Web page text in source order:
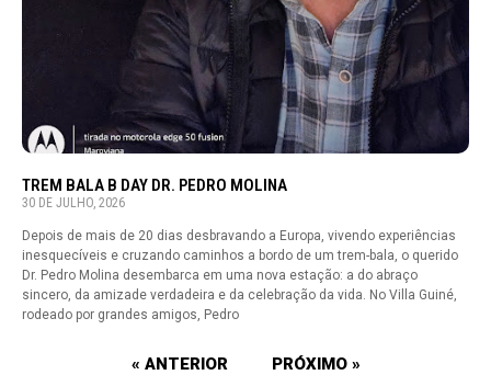
TREM BALA B DAY DR. PEDRO MOLINA
30 DE JULHO, 2026
Depois de mais de 20 dias desbravando a Europa, vivendo experiências
inesquecíveis e cruzando caminhos a bordo de um trem-bala, o querido
Dr. Pedro Molina desembarca em uma nova estação: a do abraço
sincero, da amizade verdadeira e da celebração da vida. No Villa Guiné,
rodeado por grandes amigos, Pedro
« ANTERIOR PRÓXIMO »